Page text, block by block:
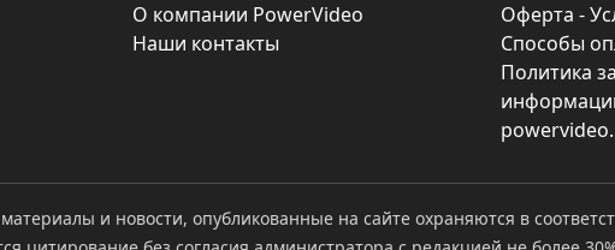
О компании PowerVideo
Наши контакты
Оферта -
Способы
Политика
и новости, опубликованные на сайте охраняются в